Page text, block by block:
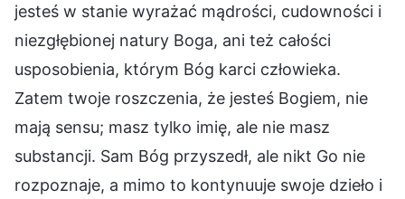
jesteś w stanie wyrażać mądrości, cudowności i
niezgłębionej natury Boga, ani też całości
usposobienia, którym Bóg karci człowieka.
Zatem twoje roszczenia, że jesteś Bogiem, nie
mają sensu; masz tylko imię, ale nie masz
substancji. Sam Bóg przyszedł, ale nikt Go nie
rozpoznaje, a mimo to kontynuuje swoje dzieło i